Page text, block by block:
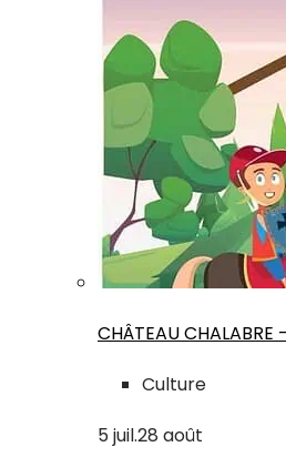
CHÂTEAU CHALABRE
Culture
5 juil.28 août